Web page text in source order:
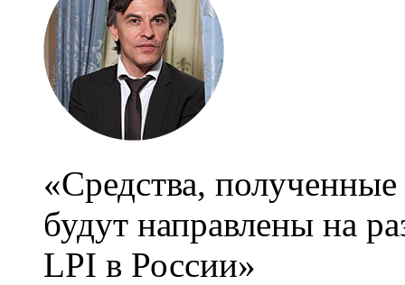
«Средства,
будут направлены на
LPI в России»